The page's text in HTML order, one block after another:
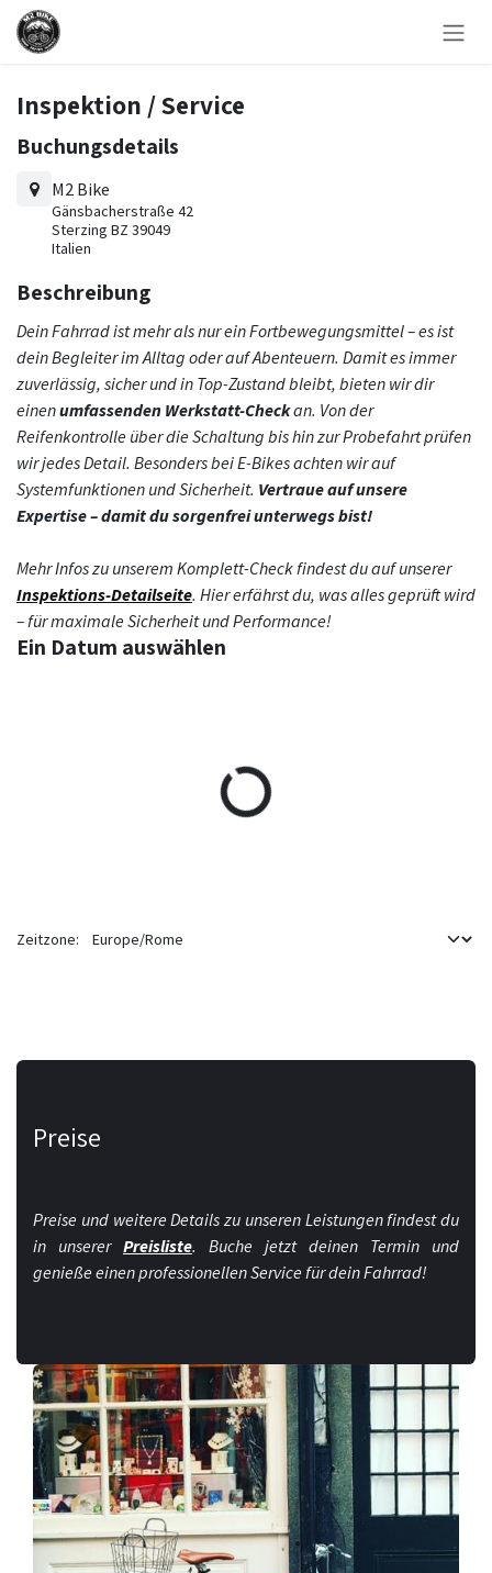
Zum Inhalt springen
Ein Datum auswählen
Zeitzone:
Preise
Preise und weitere Details zu unseren Leistungen findest du
in unserer Preisliste. Buche jetzt deinen Termin und
genieße einen professionellen Service für dein Fahrrad!
Inspektion / Service
Buchungsdetails
M2 Bike
Gänsbacherstraße 42
Sterzing BZ 39049
Italien
Beschreibung
Dein Fahrrad ist mehr als nur ein Fortbewegungsmittel – es ist
dein Begleiter im Alltag oder auf Abenteuern. Damit es immer
zuverlässig, sicher und in Top-Zustand bleibt, bieten wir dir
einenumfassenden Werkstatt-Checkan. Von der
Reifenkontrolle über die Schaltung bis hin zur Probefahrt prüfen
wir jedes Detail. Besonders bei E-Bikes achten wir auf
Systemfunktionen und Sicherheit. Vertraue auf unsere
Expertise – damit du sorgenfrei unterwegs bist!
Mehr Infos zu unserem Komplett-Check findest du auf unserer
Inspektions-Detailseite. Hier erfährst du, was alles geprüft wird
– für maximale Sicherheit und Performance!